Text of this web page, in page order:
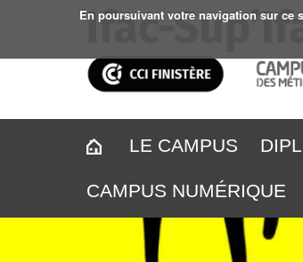
En poursuivant votre navigation sur ce
LE CAMPUS
CAMPUS NUMÉRIQUE